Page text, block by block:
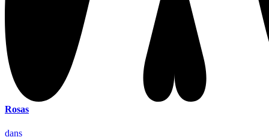
Rosas
dans